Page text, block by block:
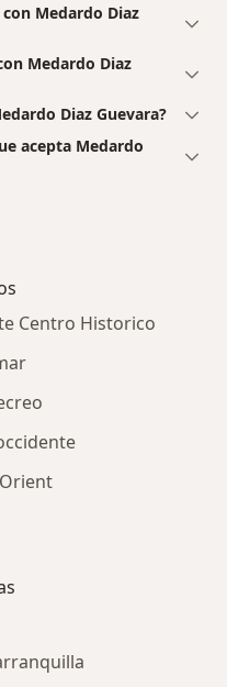
Medardo Diaz
Medardo Diaz
Diaz Guevara?
acepta Medardo
Centro Historico